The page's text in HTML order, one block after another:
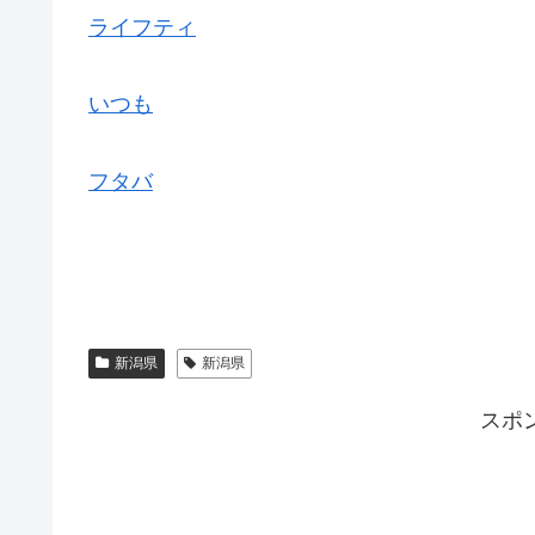
ライフティ
いつも
フタバ
新潟県 新潟県
スポ